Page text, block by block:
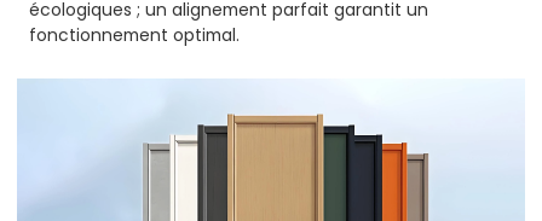
écologiques ; un alignement parfait garantit un
fonctionnement optimal.